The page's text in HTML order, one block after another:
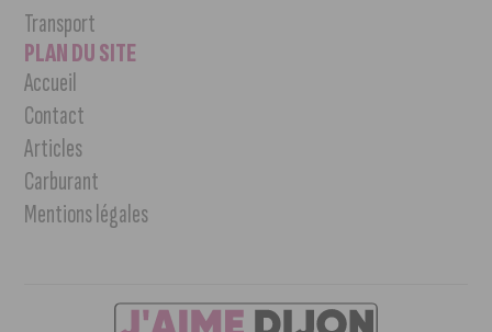
Transport
PLAN DU SITE
Accueil
Contact
Articles
Carburant
Mentions légales